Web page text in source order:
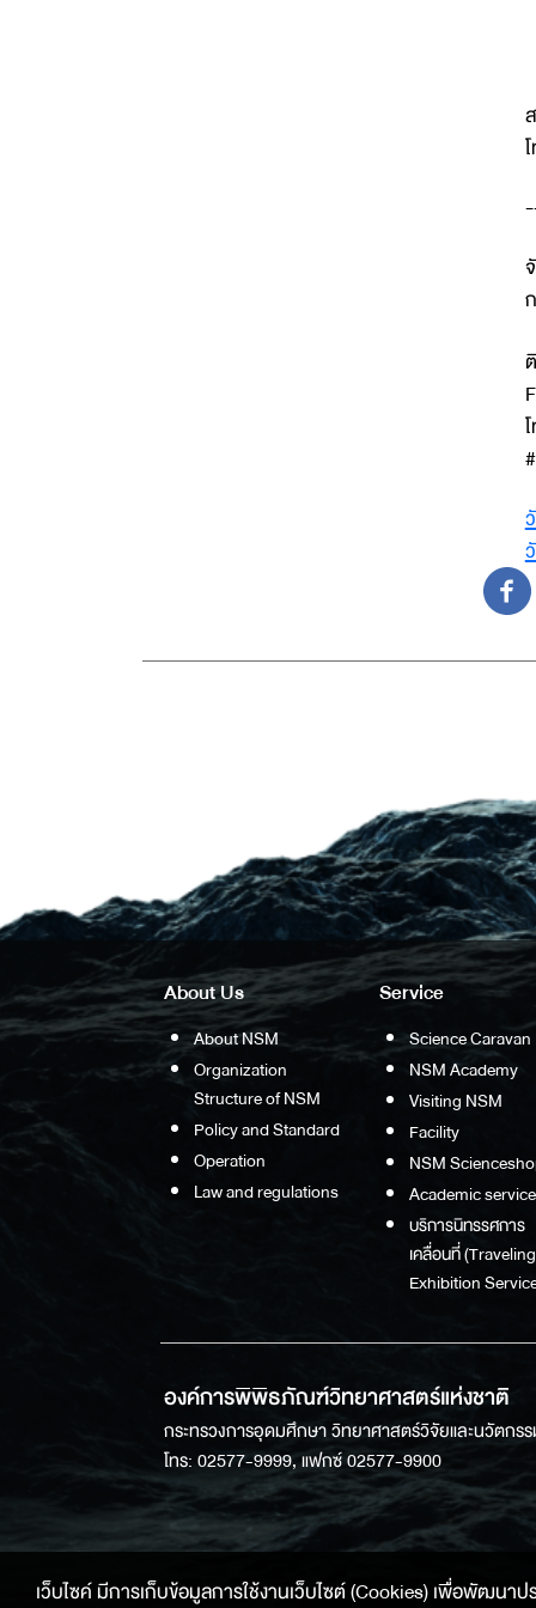
About Us
About NSM
Organization
Structure of NSM
Policy and Standard
Operation
Law and regulations
Service
Science Caravan
NSM Academy
Visiting NSM
Facility
NSM
Academic service
บริการนิทรรศการ
เคลื่อนที่ (Traveling
Exhibition
องค์การพิพิธภัณฑ์วิทยาศาสตร์แห่งชาติ
กระทรวงการอุดมศึกษา วิทยาศาสตร์วิจัยและนวัตก
โทร: 02577-9999, แฟกซ์ 02577-9900
เว็บไซค์ มีการเก็บข้อมูลการใช้งานเว็บไซต์ (Cookies) เพื่อพัฒน